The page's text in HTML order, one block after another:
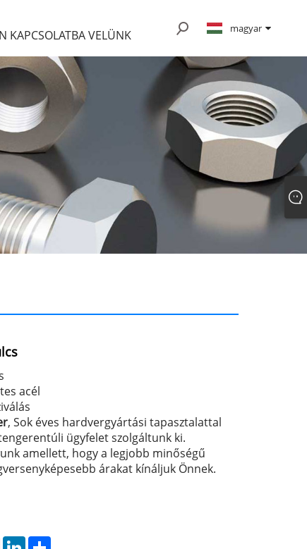
KAPCSOLATBA VELÜNK magyar
acél
, Sok éves hardvergyártási tapasztalattal
ügyfelet szolgáltunk ki.
amellett, hogy a legjobb minőségű
árakat kínáljuk Önnek.
PinterestLinkedInShare